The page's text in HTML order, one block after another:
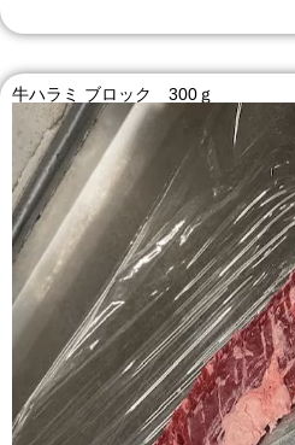
牛ハラミ ブロック 300ｇ